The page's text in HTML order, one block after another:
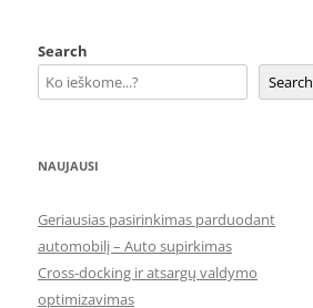
Search
Search
NAUJAUSI
Geriausias pasirinkimas parduodant
automobilį – Auto supirkimas
Cross-docking ir atsargų valdymo
optimizavimas